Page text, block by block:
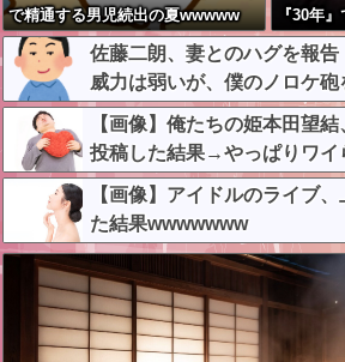
で精通する男児続出の夏wwwww
『30年
う
佐藤二朗、妻とのハグを報
威力は弱いが、僕のノロケ砲
【画像】俺たちの姫本田望
投稿した結果→やっぱりワイ
w w w w w w
【画像】アイドルのライブ
た結果wwwwwww